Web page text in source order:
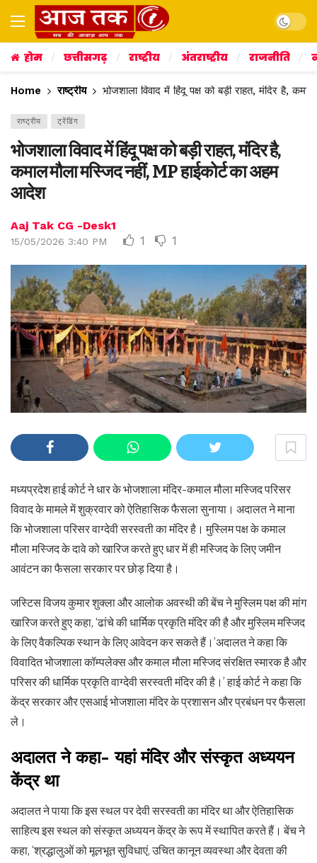
Dark
होम छत्तीसगढ़ राष्ट्रीय अंतराष्ट्रीय राजनीति
Home राष्ट्रीय भोजशाला विवाद में हिंदू पक्ष को बड़ी राहत, मंदिर है,
राष्ट्रीय ट्रेंडिंग
भोजशाला विवाद में हिंदू पक्ष को बड़ी राहत, मंदिर है,
कमाल मौला मस्जिद नहीं, MP हाईकोर्ट का अहम
आदेश
Aaj Tak CG -Desk1
15/05/2026 3:40 PM 1 1
मध्यप्रदेश हाई कोर्ट ने धार के भोजशाला मंदिर-कमाल मौला मस्जिद परिसर
विवाद के मामले में शुक्रवार को ऐतिहासिक फैसला सुनाया। अदालत ने माना
कि भोजशाला परिसर वाग्देवी सरस्वती का मंदिर है। मुस्लिम पक्ष के कमाल
मौला मस्जिद के दावे को खारिज करते हुए धार में ही मस्जिद के लिए जमीन
आवंटन का फैसला सरकार पर छोड़ दिया है।
जस्टिस विजय कुमार शुक्ला और आलोक अवस्थी की बेंच ने मुस्लिम पक्ष की मांग
खारिज करते हुए कहा, ‘ढांचे की धार्मिक प्रकृति मंदिर की है और मुस्लिम मस्जिद
के लिए वैकल्पिक स्थान के लिए आवेदन कर सकते हैं।’अदालत ने कहा कि
विवादित भोजशाला कॉम्पलेक्स और कमाल मौला मस्जिद संरक्षित स्मारक है और
परिसर की धार्मिक प्रकृति वाग्देवी सरस्वती मंदिर की है।’ हाई कोर्ट ने कहा कि
केंद्र सरकार और एसआई भोजशाला मंदिर के प्रशासन और प्रबंधन पर फैसला
ले।
अदालत ने कहा- यहां मंदिर और संस्कृत अध्ययन
केंद्र था
अदालत ने पाया कि इस स्थल पर देवी सरस्वती का मंदिर था और ऐतिहासिक
साहित्य इस स्थल को संस्कृत अध्ययन केंद्र के रूप में स्थापित करते हैं। बेंच ने
कहा, ‘श्रद्धालुओं को मूलभूत सुविधाएं, उचित कानून व्यवस्था और देवता की